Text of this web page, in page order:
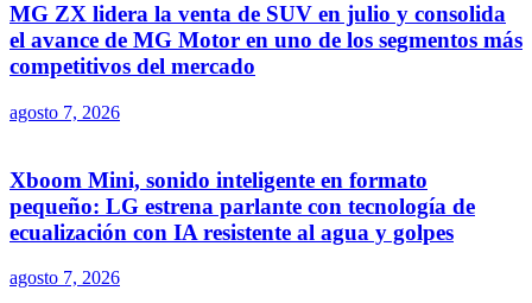
MG ZX lidera la venta de SUV en julio y consolida
el avance de MG Motor en uno de los segmentos más
competitivos del mercado
agosto 7, 2026
Xboom Mini, sonido inteligente en formato
pequeño: LG estrena parlante con tecnología de
ecualización con IA resistente al agua y golpes
agosto 7, 2026